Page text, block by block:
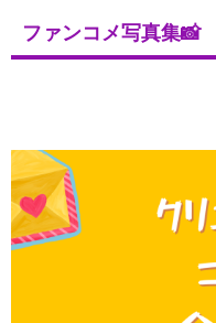
ファンコメ写真集📸